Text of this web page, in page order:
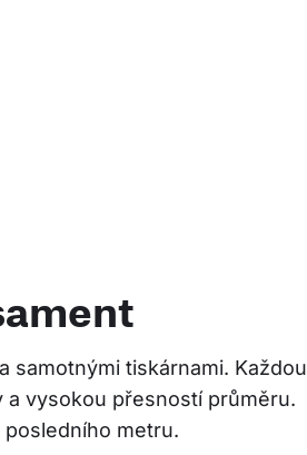
samotnými tiskárnami. Každou
a vysokou přesností průměru.
metru.